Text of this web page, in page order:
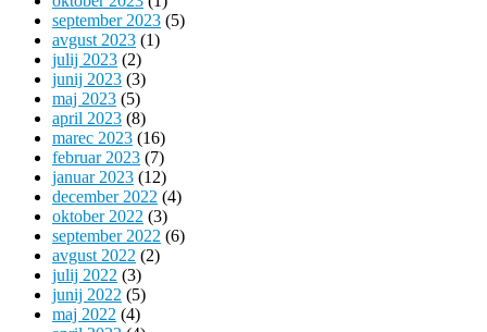
september 2023 (5)
avgust 2023 (1)
julij 2023 (2)
junij 2023 (3)
maj 2023 (5)
april 2023 (8)
marec 2023 (16)
februar 2023 (7)
januar 2023 (12)
december 2022 (4)
oktober 2022 (3)
september 2022 (6)
avgust 2022 (2)
julij 2022 (3)
junij 2022 (5)
maj 2022 (4)